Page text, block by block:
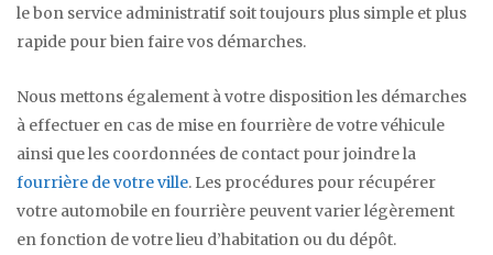
le bon service administratif soit toujours plus simple et plus
rapide pour bien faire vos démarches.
Nous mettons également à votre disposition les démarches
à effectuer en cas de mise en fourrière de votre véhicule
ainsi que les coordonnées de contact pour joindre la
fourrière de votre ville. Les procédures pour récupérer
votre automobile en fourrière peuvent varier légèrement
en fonction de votre lieu d’habitation ou du dépôt.